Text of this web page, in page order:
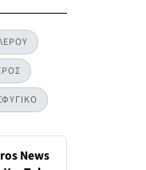
News